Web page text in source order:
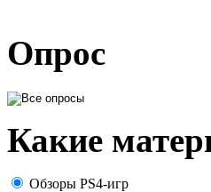
Опрос
Какие
Обзоры PS4-игр